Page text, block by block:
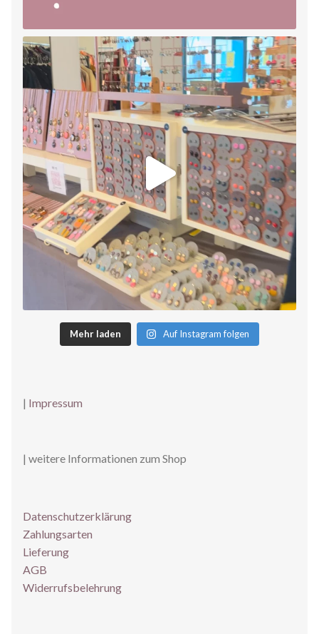
Mehr laden Auf Instagram folgen
| Impressum
| weitere Informationen zum Shop
Datenschutzerklärung
Zahlungsarten
Lieferung
AGB
Widerrufsbelehrung